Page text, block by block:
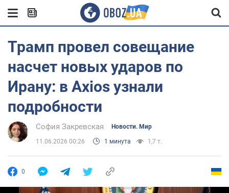
Трамп провел совещание
насчет новых ударов по
Ирану: в Axios узнали
подробности
София Закревская Новости. Мир
11.06.2026 00:26 1 минута 1,7 т.
0